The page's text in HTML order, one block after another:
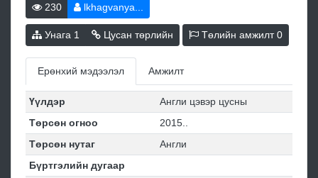
230 lkhagvanya...
Унага 1 Цусан төрлийн Төлийн амжилт0
Ерөнхий мэдээлэл Амжилт
Үүлдэр
Англи цэвэр цусны
Төрсөн огноо
2015..
Төрсөн нутаг
Англи
Бүртгэлийн дугаар